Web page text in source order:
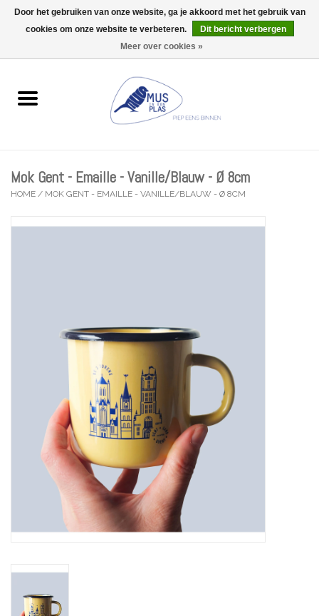
0 Artikelen - €0,00
Wenskaarten
Lifestyle
Kleine gelukjes
Cadeaubonnen
Mok Gent - Emaille - Vanille/Blauw - Ø 8cm
HOME / MOK GENT - EMAILLE - VANILLE/BLAUW - Ø 8CM
Door het gebruiken van onze website, ga je akkoord met het gebruik van
cookies om onze website te verbeteren.
Dit bericht verbergen
Meer over cookies »
Wij zijn uitzonderlijk gesloten op Do 06/08 en Do 13/08